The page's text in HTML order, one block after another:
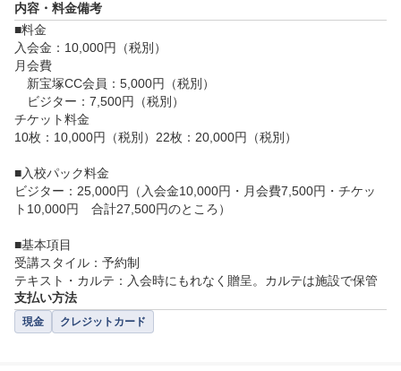
内容・料金備考
■料金
入会金：10,000円（税別）
月会費
新宝塚CC会員：5,000円（税別）
ビジター：7,500円（税別）
チケット料金
10枚：10,000円（税別）22枚：20,000円（税別）
■入校パック料金
ビジター：25,000円（入会金10,000円・月会費7,500円・チケッ
ト10,000円　合計27,500円のところ）
■基本項目
受講スタイル：予約制
テキスト・カルテ：入会時にもれなく贈呈。カルテは施設で保管
支払い方法
現金 クレジットカード